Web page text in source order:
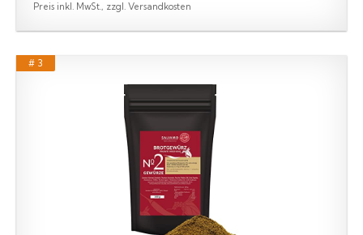
Preis inkl. MwSt., zzgl. Versandkosten
# 3